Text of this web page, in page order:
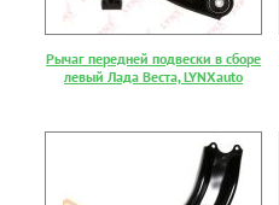
Рычаг передней подвески в сборе
левый Лада Веста, LYNXauto